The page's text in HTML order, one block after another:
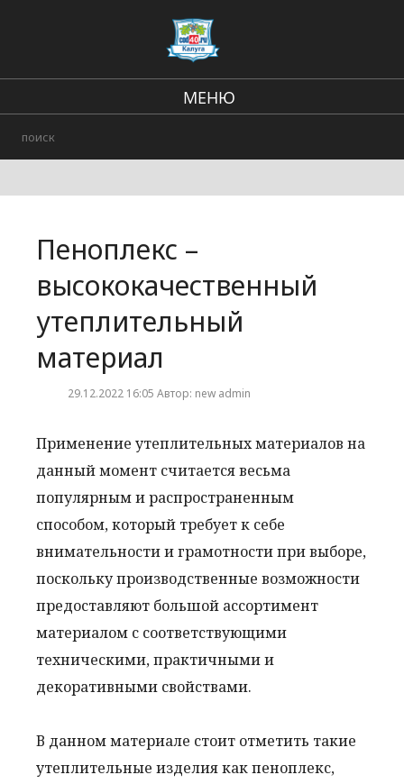
МЕНЮ
Происшествия
Пеноплекс –
высококачественный
утеплительный
материал
29.12.2022 16:05 Автор: new admin
Применение утеплительных материалов на
данный момент считается весьма
популярным и распространенным
способом, который требует к себе
внимательности и грамотности при выборе,
поскольку производственные возможности
предоставляют большой ассортимент
материалом с соответствующими
техническими, практичными и
декоративными свойствами.
В данном материале стоит отметить такие
утеплительные изделия как пеноплекс,